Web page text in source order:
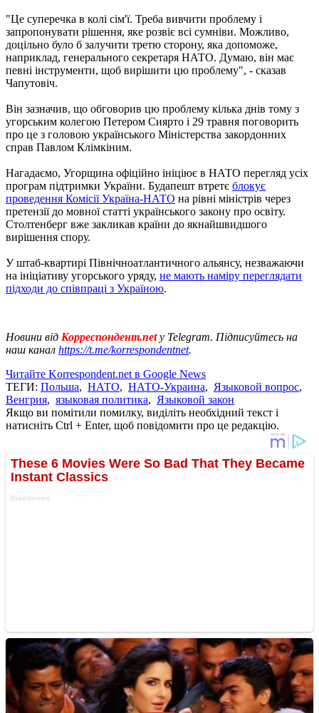
"Це суперечка в колі сім'ї. Треба вивчити проблему і
запропонувати рішення, яке розвіє всі сумніви. Можливо,
доцільно було б залучити третю сторону, яка допоможе,
наприклад, генерального секретаря НАТО. Думаю, він має
певні інструменти, щоб вирішити цю проблему", - сказав
Чапутовіч.
Він зазначив, що обговорив цю проблему кілька днів тому з
угорським колегою Петером Сиярто і 29 травня поговорить
про це з головою українського Міністерства закордонних
справ Павлом Клімкіним.
Нагадаємо, Угорщина офіційно ініціює в НАТО перегляд усіх
програм підтримки України. Будапешт втретє блокує
проведення Комісії Україна-НАТО на рівні міністрів через
претензії до мовної статті українського закону про освіту.
Столтенберг вже закликав країни до якнайшвидшого
вирішення спору.
У штаб-квартирі Північноатлантичного альянсу, незважаючи
на ініціативу угорського уряду, не мають наміру переглядати
підходи до співпраці з Україною.
Новини від Корреспондент.netу Telegram. Підписуйтесь на
наш канал https://t.mе/korrespondentnet.
Читайте Korrespondent.net в Google News
ТЕГИ: Польша, НАТО, НАТО-Украина, Языковой вопрос,
Венгрия, языковая политика, Языковой закон
Якщо ви помітили помилку, виділіть необхідний текст і
натисніть Ctrl + Enter, щоб повідомити про це редакцію.